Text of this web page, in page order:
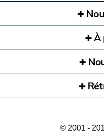
À
© 2001 -